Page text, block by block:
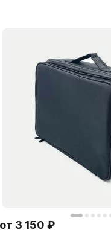
от 3 150 ₽